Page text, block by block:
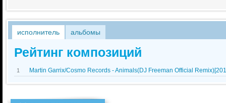
исполнитель альбомы
Рейтинг композиций
1 Martin Garrix/Cosmo Records - Animals(DJ Freeman Official